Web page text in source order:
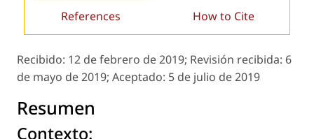
References How to Cite
Recibido: 12 de febrero de 2019; Revisión recibida: 6
de mayo de 2019; Aceptado: 5 de julio de 2019
Resumen
Contexto: